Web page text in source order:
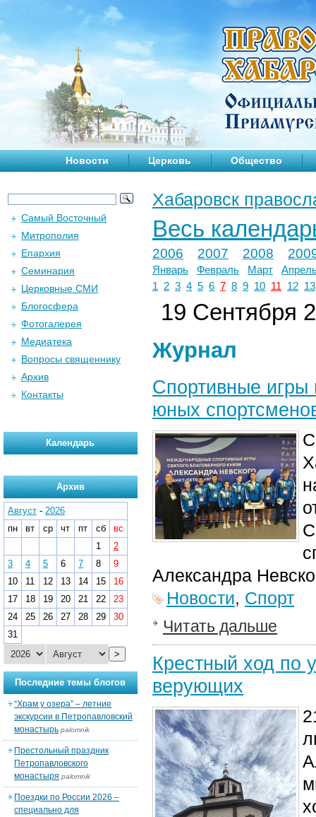
Новости Церковь Общество
Хабаровск
Весь
2006 2007 2008
Январь Февраль Март
1
2 3 4 5 6 7 8 9 10 11 12 13
19 Сентября
Журнал
Спортивные игры
юных
Александра
Новости, Спорт
Читать дальше
Крестный ход по
верующих
Самый Восточный
Митрополия
Епархия
Семинария
Церковные СМИ
Блогосфера
Фотогалерея
Медиатека
Вопросы священнику
Архив
Контакты
Календарь
Архив
Август - 2026
пн
вт ср чт пт сб
вс
1
2
3
4 5 6 7 8
9
10
11 12 13 14 15
16
17
18 19 20 21 22
23
24
25 26 27 28 29
30
31
>
Последние темы блогов
“Храм у озера” – летние
экскурсии в Петропавловский
монастырь palomnik
Престольный праздник
Петропавловского
монастыря palomnik
Поездки по России 2026 –
специально для